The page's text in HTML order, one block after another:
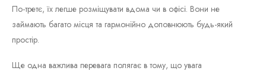
По-третє, їх легше розміщувати вдома чи в офісі. Вони не
займають багато місця та гармонійно доповнюють будь-який
простір.
Ще одна важлива перевага полягає в тому, що увага